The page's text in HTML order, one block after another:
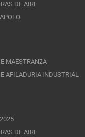
DE AIRE
MAESTRANZA
AFILADURIA INDUSTRIAL
DE AIRE